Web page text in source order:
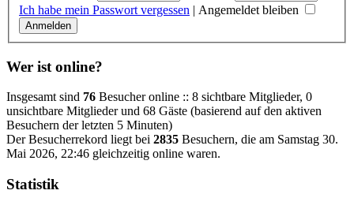
Ich habe mein Passwort vergessen | Angemeldet bleiben
Wer ist online?
Insgesamt sind 76 Besucher online :: 8 sichtbare Mitglieder, 0
unsichtbare Mitglieder und 68 Gäste (basierend auf den aktiven
Besuchern der letzten 5 Minuten)
Der Besucherrekord liegt bei 2835 Besuchern, die am Samstag 30.
Mai 2026, 22:46 gleichzeitig online waren.
Statistik